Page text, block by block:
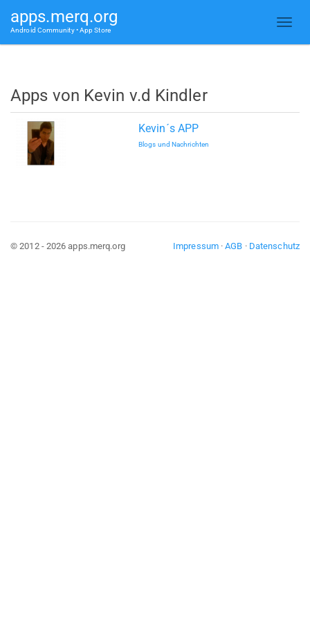
apps.merq.org
Android Community • App Store
Apps von Kevin v.d Kindler
Kevin´s APP
Blogs und Nachrichten
Impressum·AGB · Datenschutz
© 2012 - 2026 apps.merq.org